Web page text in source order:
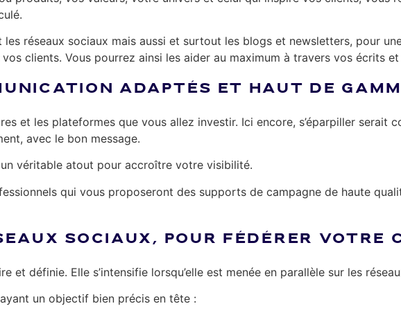
réseaux sociaux mais aussi et surtout les blogs et newsletters, pour
clients. Vous pourrez ainsi les aider au maximum à travers vos écrits
ADAPTÉS ET HAUT DE
et les plateformes que vous allez investir. Ici encore, s’éparpiller serait
avec le bon message.
véritable atout pour accroître votre visibilité.
qui vous proposeront des supports de campagne de haute
SOCIAUX, POUR FÉDÉRER VOTRE
et définie. Elle s’intensifie lorsqu’elle est menée en parallèle sur les
un objectif bien précis en tête :